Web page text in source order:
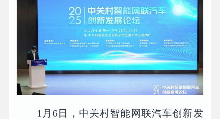
1月6日，中关村智能网联汽车创新发